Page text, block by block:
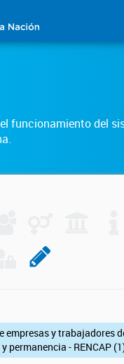
funcionamiento del
empresas y trabajadores
permanencia - RENCAP